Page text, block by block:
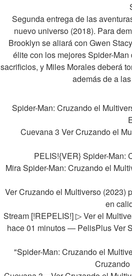
Segunda entrega de las
nuevo universo (2018). Para
Brooklyn se aliará con Gwen
élite con los mejores Spider-
sacrificios, y Miles Morales deberá
además de a
Spider-Man: Cruzando el
Cuevana 3 Ver Cruzando el
PELIS!{VER} Spider-Man:
Mira Spider-Man: Cruzando el
Ver Cruzando el Multiverso (2023)
en
Stream [!REPELIS!] ▷ Ver el
hace 01 minutos — PelisPlus Ver
"Spider-Man: Cruzando el